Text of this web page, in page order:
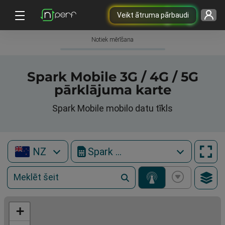
Veikt ātruma pārbaudi
Notiek mērīšana
Spark Mobile 3G / 4G / 5G
pārklājuma karte
Spark Mobile mobilo datu tīkls
NZ Spark Mobile
+